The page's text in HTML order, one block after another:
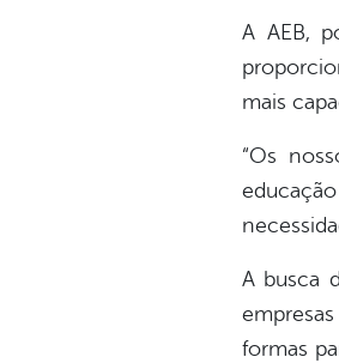
A AEB,
mais
“Os
A busca
formas